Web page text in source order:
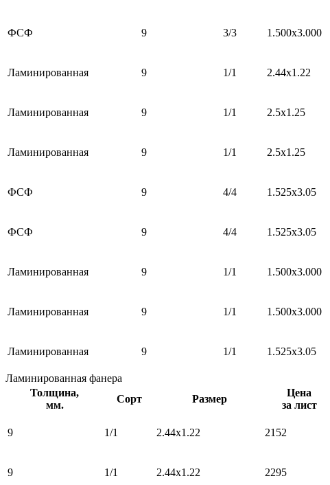
ФСФ 9 3/3 1.500x3.000
Ламинированная 9 1/1 2.44х1.22
Ламинированная 9 1/1 2.5х1.25
Ламинированная 9 1/1 2.5х1.25
ФСФ 9 4/4 1.525х3.05
ФСФ 9 4/4 1.525х3.05
Ламинированная 9 1/1 1.500x3.000
Ламинированная 9 1/1 1.500x3.000
Ламинированная 9 1/1 1.525х3.05
Ламинированная фанера
Толщина,
мм.
Сорт Размер
Цена
за лист
9 1/1 2.44х1.22 2152
9 1/1 2.44х1.22 2295